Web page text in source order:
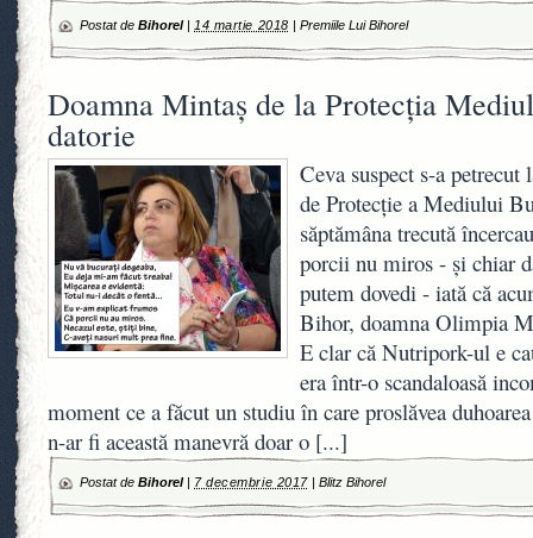
Postat de Bihorel| 14 martie 2018 | Premiile Lui Bihorel
Doamna Mintaș de la Protecția
datorie
Ceva suspect s-a
de Protecție a Mediului
săptămâna trecută
porcii nu miros - și chiar
putem dovedi - iată că
Bihor, doamna Olimpia
E clar că Nutripork-ul e
era într-o scandaloasă
moment ce a făcut un studiu în care proslăvea
n-ar fi această manevră doar o [...]
Postat de Bihorel| 7 decembrie 2017| Blitz Bihorel